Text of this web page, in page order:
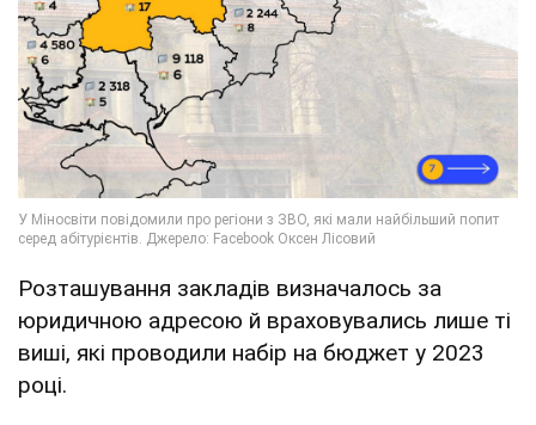
Розташування закладів визначалось за
юридичною адресою й враховувались лише ті
виші, які проводили набір на бюджет у 2023
році.